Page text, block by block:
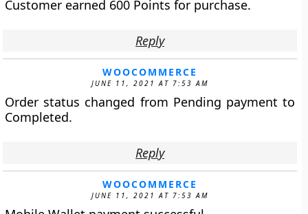
Customer earned 600 Points for purchase.
Reply
WOOCOMMERCE
JUNE 11, 2021 AT 7:53 AM
Order status changed from Pending payment to
Completed.
Reply
WOOCOMMERCE
JUNE 11, 2021 AT 7:53 AM